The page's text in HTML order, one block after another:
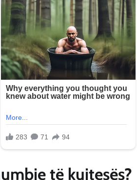
të kujtesës?